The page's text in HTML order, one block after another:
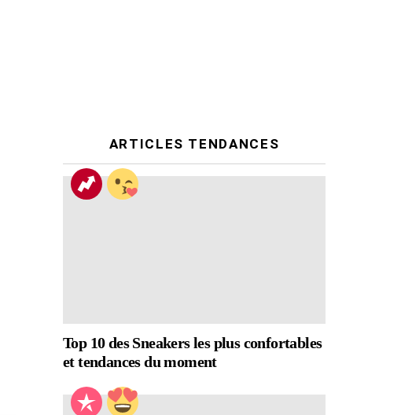
ARTICLES TENDANCES
Top 10 des Sneakers les plus confortables
et tendances du moment